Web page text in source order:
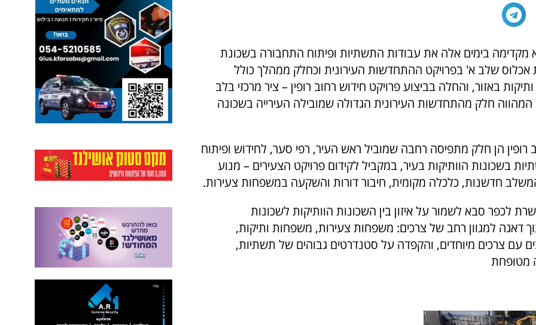
מקדימה בימים אלה את עבודות התשתיות ופיתוח התחבורה בשכונת
שלב א' בפרויקט ההתחדשות העירונית וכחלק ממהלך כולל
באזור, והחלה בביצוע פרויקט חידוש רחוב רופין – ציר מרכזי בלב
חלק מהתחדשות העירונית הגדולה שמובילה העירייה בשכונה
רופין הן חלק מתפיסה רחבה שמוביל ראש העיר, רפי סער, לחידוש ופיתוח
בשכונות הוותיקות בעיר, במקביל לקידום פרויקט הצעירים – מנוע
חדשנות, כלכלה מקומית, חיבור דורות והשקעה במשפחות צעירות.
לכפר סבא לשמור על איזון בין השכונות הוותיקות לשכונות
דאגה למגוון רחב של צרכים: משפחות צעירות, משפחות ותיקות,
עם צרכים מיוחדים, והקפדה על סטנדרטים גבוהים של תשתיות,
מטופחת